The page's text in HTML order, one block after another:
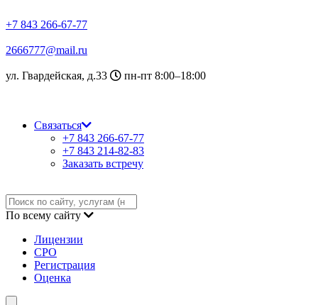
+7 843 266-67-77
2666777@mail.ru
ул. Гвардейская, д.33 пн-пт 8:00–18:00
Связаться
+7 843 266-67-77
+7 843 214-82-83
Заказать встречу
По всему сайту
Лицензии
СРО
Регистрация
Оценка